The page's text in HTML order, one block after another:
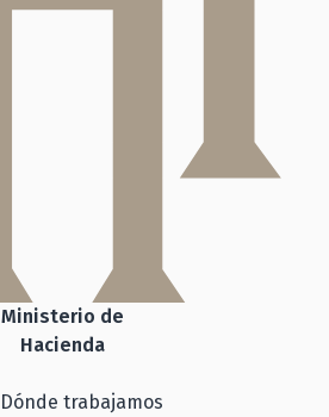
Ministerio de
Hacienda
Dónde trabajamos